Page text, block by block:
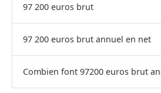
97 200 euros brut
97 200 euros brut annuel en net
Combien font 97200 euros brut